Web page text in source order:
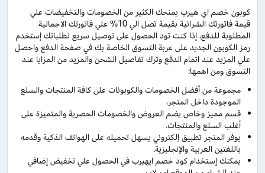
كوبون خصم اي هيرب يمنحك الكثير من الخصومات والتخفيضات علي
قيمة فاتورتك الشرائية بقيمة تصل الي 10% علي فاتورتك الاجمالية
المطلوبة للدفع، إذا كنت تود الحصول على توصيل سريع لطلباتك إستخدم
رمز الكوبون الجديد على عربة التسوق الخاصة بك في صفحة الدفع واحصل
علي المزيد عند اتمام الدفع وترك تفاصيل الشحن والمزيد من المزايا عند
التسوق ومن اهمها:
مجموعة من أفضل الخصومات والكوبونات على كافة المنتجات والسلع
الموجودة داخل المتجر،
قسم مميز وخاص يضم العروض والخصومات الحصرية والمتميزة على
أغلب السلع والمنتجات.
يوفر المتجر تطبيق إلكتروني يسهل تحميله على الهواتف الذكية وقدمه
باللغتين العربية والإنجليزية.
يمكنك إستخدام كود خصم ايهيرب في الحصول علي تخفيض إضافي